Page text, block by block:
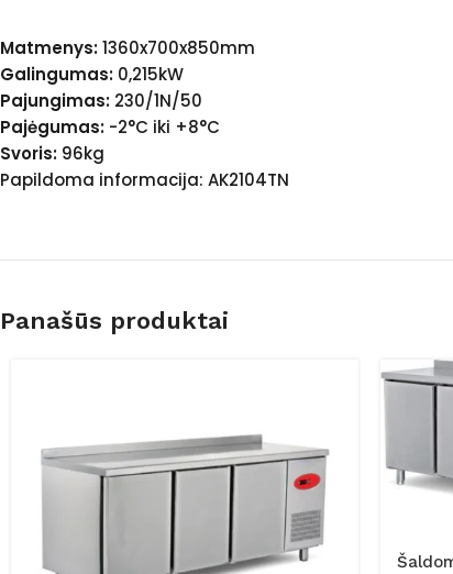
Matmenys:1360x700x850mm
Galingumas: 0,215kW
Pajungimas: 230/1N/50
Pajėgumas: -2°C iki +8°C
Svoris: 96kg
Papildoma informacija: AK2104TN
Panašūs produktai